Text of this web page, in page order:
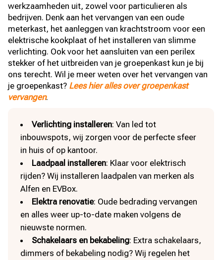
werkzaamheden uit, zowel voor particulieren als
bedrijven. Denk aan het vervangen van een oude
meterkast, het aanleggen van krachtstroom voor een
elektrische kookplaat of het installeren van slimme
verlichting. Ook voor het aansluiten van een perilex
stekker of het uitbreiden van je groepenkast kun je bij
ons terecht. Wil je meer weten over het vervangen van
je groepenkast? Lees hier alles over groepenkast
vervangen.
Verlichting installeren: Van led tot
inbouwspots, wij zorgen voor de perfecte sfeer
in huis of op kantoor.
Laadpaal installeren: Klaar voor elektrisch
rijden? Wij installeren laadpalen van merken als
Alfen en EVBox.
Elektra renovatie: Oude bedrading vervangen
en alles weer up-to-date maken volgens de
nieuwste normen.
Schakelaars en bekabeling: Extra schakelaars,
dimmers of bekabeling nodig? Wij regelen het